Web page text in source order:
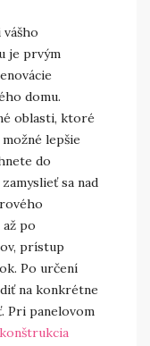
je prvým
domu.
oblasti, ktoré
lepšie
do
sa nad
po
prístup
Po určení
na konkrétne
Pri panelovom